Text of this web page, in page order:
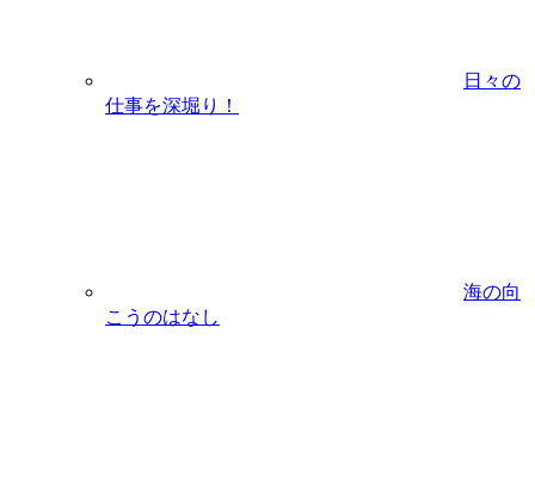
日々の
仕事を深堀り！
海の向
こうのはなし